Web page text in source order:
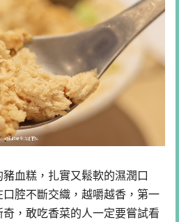
血糕，扎實又鬆軟的濕潤口
腔不斷交織，越嚼越香，第一
，敢吃香菜的人一定要嘗試看